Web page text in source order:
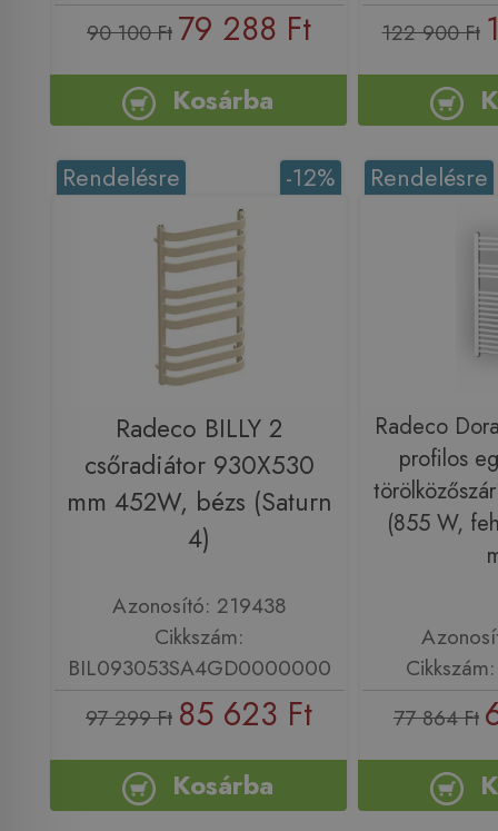
90 100 Ft 79 288 Ft
Kosárba
122 900 Ft
-12%
Rendelésre
Radeco BILLY 2
csőradiátor 930X530
mm 452W, bézs (Saturn
4)
Azonosító: 219438
Cikkszám:
BIL093053SA4GD0000000
97 299 Ft 85 623 Ft
Kosárba
Rendelésre
Radeco
profilos
(855 W,
77 864 Ft